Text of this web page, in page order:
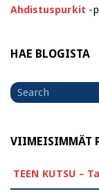
Ahdistuspurkit -
HAE BLOGISTA
Search
for
VIIMEISIMMÄT
TEEN KUTSU –